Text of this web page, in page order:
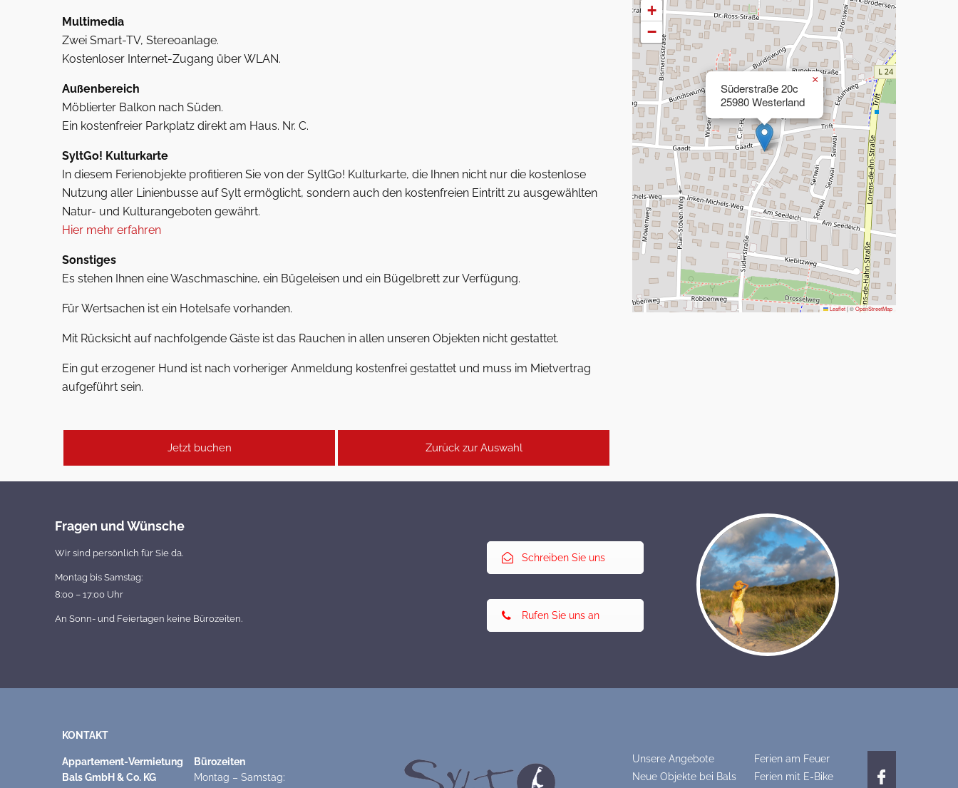
Multimedia
Zwei Smart-TV, Stereoanlage.
Kostenloser Internet-Zugang über WLAN.
Außenbereich
Möblierter Balkon nach Süden.
Ein kostenfreier Parkplatz direkt am Haus. Nr. C.
SyltGo! Kulturkarte
In diesem Ferienobjekte profitieren Sie von der SyltGo! Kulturkarte, die Ihnen nicht nur die kostenlose
Nutzung aller Linienbusse auf Sylt ermöglicht, sondern auch den kostenfreien Eintritt zu ausgewählten
Natur- und Kulturangeboten gewährt.
Hier mehr erfahren
Sonstiges
Es stehen Ihnen eine Waschmaschine, ein Bügeleisen und ein Bügelbrett zur Verfügung.
Für Wertsachen ist ein Hotelsafe vorhanden.
Mit Rücksicht auf nachfolgende Gäste ist das Rauchen in allen unseren Objekten nicht gestattet.
Ein gut erzogener Hund ist nach vorheriger Anmeldung kostenfrei gestattet und muss im Mietvertrag
aufgeführt sein.
Jetzt buchen Zurück zur Auswahl
Süderstraße 20c
25980 Westerland
×
+
−
Leaflet|©OpenStreetMap
Fragen und Wünsche
Wir sind persönlich für Sie da.
Montag bis Samstag:
8:00 – 17:00 Uhr
An Sonn- und Feiertagen keine Bürozeiten.
Schreiben Sie uns
Rufen Sie uns an
KONTAKT
Appartement-Vermietung
Bals GmbH & Co. KG
Bürozeiten
Montag – Samstag:
Unsere Angebote
Ferien am Feuer
Neue Objekte bei Bals
Ferien mit E-Bike